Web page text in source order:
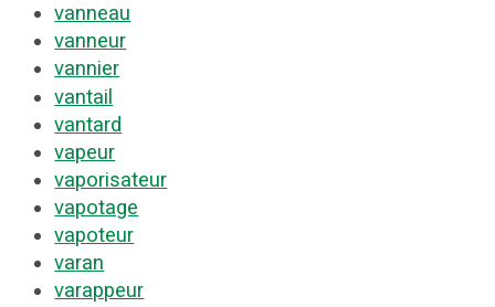
vanneau
vanneur
vannier
vantail
vantard
vapeur
vaporisateur
vapotage
vapoteur
varan
varappeur